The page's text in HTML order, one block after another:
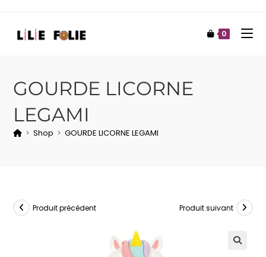
0
GOURDE LICORNE
LEGAMI
> Shop > GOURDE LICORNE LEGAMI
Produit précédent Produit suivant